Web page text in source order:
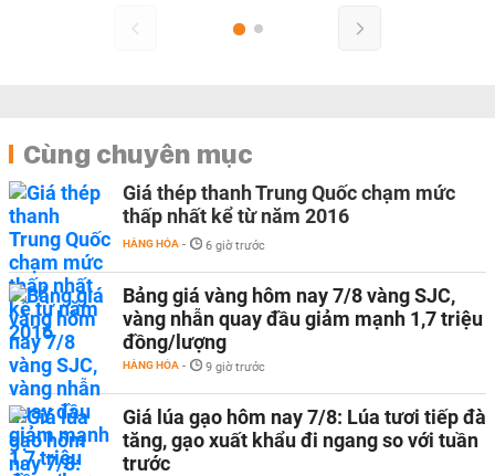
Cùng chuyên mục
Giá thép thanh Trung Quốc chạm mức
thấp nhất kể từ năm 2016
HÀNG HÓA - 6 giờ trước
Bảng giá vàng hôm nay 7/8 vàng SJC,
vàng nhẫn quay đầu giảm mạnh 1,7 triệu
đồng/lượng
HÀNG HÓA - 9 giờ trước
Giá lúa gạo hôm nay 7/8: Lúa tươi tiếp đà
tăng, gạo xuất khẩu đi ngang so với tuần
trước